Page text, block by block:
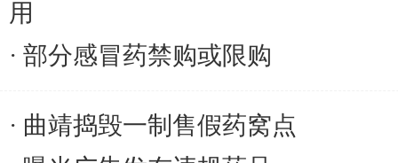
用
部分感冒药禁购或限购
曲靖捣毁一制售假药窝点